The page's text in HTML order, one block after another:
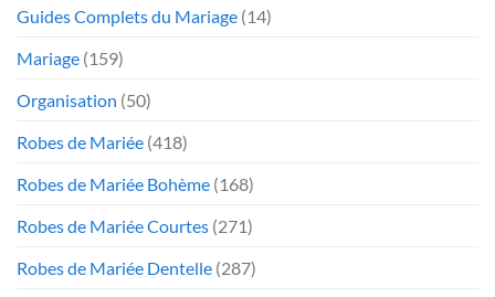
Guides Complets du Mariage (14)
Mariage (159)
Organisation (50)
Robes de Mariée (418)
Robes de Mariée Bohème (168)
Robes de Mariée Courtes (271)
Robes de Mariée Dentelle (287)